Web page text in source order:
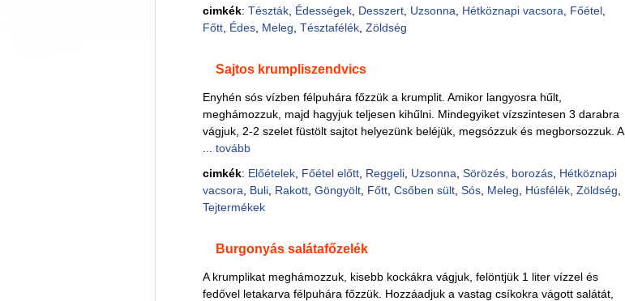
cimkék:Tészták Édességek Desszert Uzsonna Hétköznapi vacsora Főétel
Főtt Édes Meleg ,Tésztafélék ,Zöldség
Sajtos krumpliszendvics
Enyhén sós vízben félpuhára főzzük a krumplit. Amikor langyosra hűlt,
meghámozzuk, majd hagyjuk teljesen kihűlni. Mindegyiket vízszintesen 3 darabra
vágjuk, 2-2 szelet füstölt sajtot helyezünk beléjük, megsózzuk és megborsozzuk. A
...tovább
cimkék: Előételek Főétel előtt Reggeli Uzsonna ,Sörözés, borozás Hétköznapi
vacsora
Buli Rakott ,Göngyölt Főtt ,Csőben sült ,Sós Meleg Húsfélék ,Zöldség
Tejtermékek
Burgonyás salátafőzelék
A krumplikat meghámozzuk, kisebb kockákra vágjuk, felöntjük 1 liter vízzel és
fedővel letakarva félpuhára főzzük. Hozzáadjuk a vastag csíkokra vágott salátát,